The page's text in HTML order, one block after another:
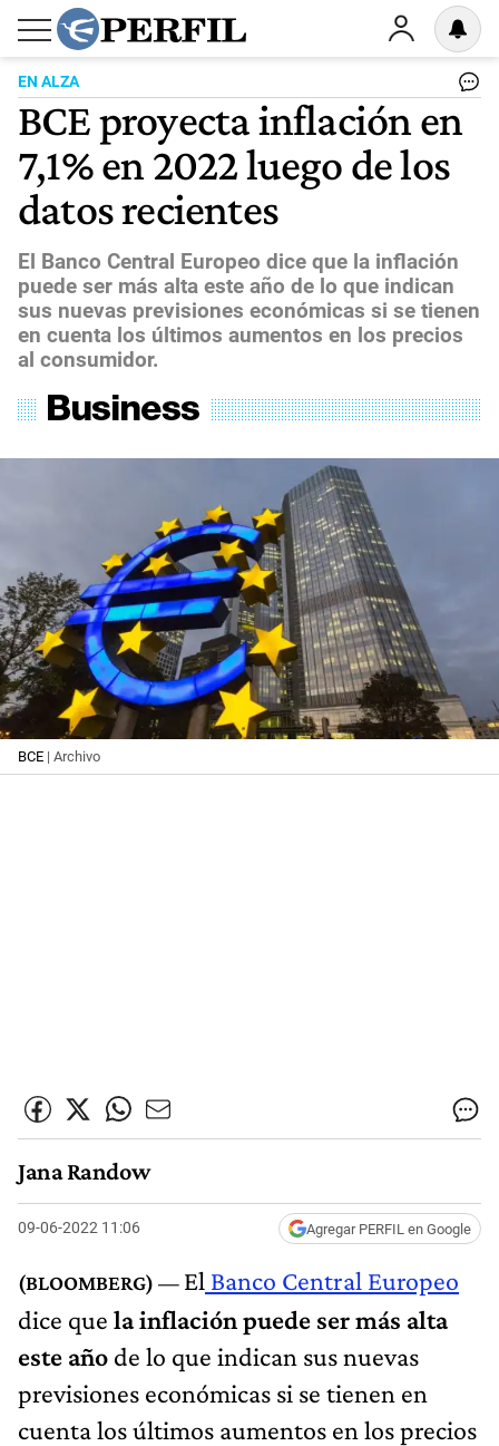
EN ALZA
BCE proyecta inflación en
7,1% en 2022 luego de los
datos recientes
El Banco Central Europeo dice que la inflación
puede ser más alta este año de lo que indican
sus nuevas previsiones económicas si se tienen
en cuenta los últimos aumentos en los precios
al consumidor.
BCE | Archivo
Jana Randow
09-06-2022 11:06 Agregar PERFIL en Google
El Banco Central Europeo
dice que la inflación puede ser más alta
este año de lo que indican sus nuevas
previsiones económicas si se tienen en
cuenta los últimos aumentos en los precios